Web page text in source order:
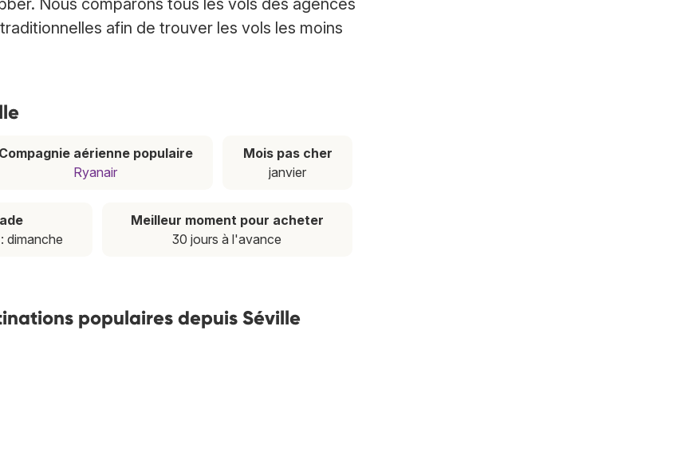
Nous comparons tous les vols des agences
afin de trouver les vols les moins
Compagnie aérienne populaire
Ryanair
Mois pas cher
janvier
: dimanche
Meilleur moment pour acheter
30 jours à l'avance
populaires depuis Séville